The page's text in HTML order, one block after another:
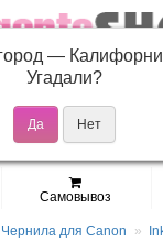
150-01-37
- 19:00
Самовывоз
Чернила для Canon
—
Угадали?